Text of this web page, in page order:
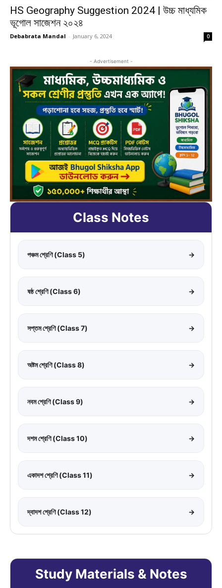
HS Geography Suggestion 2024 | উচ্চ মাধ্যমিক
ভূগোল সাজেশন ২০২৪
Debabrata Mandal - January 6, 2024 0
- Advertisement -
Class Notes
পঞ্চম শ্রেণি (Class 5) →
ষষ্ঠ শ্রেণি (Class 6) →
সপ্তম শ্রেণি (Class 7) →
অষ্টম শ্রেণি (Class 8) →
নবম শ্রেণি (Class 9) →
দশম শ্রেণি (Class 10) →
একাদশ শ্রেণি (Class 11) →
দ্বাদশ শ্রেণি (Class 12) →
Study Materials & Notes